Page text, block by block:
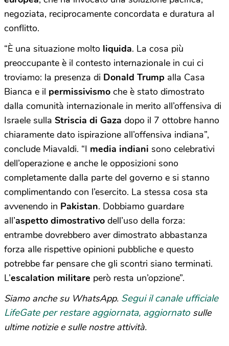
negoziata, reciprocamente concordata e duratura al
conflitto.
“È una situazione molto liquida. La cosa più
preoccupante è il contesto internazionale in cui ci
troviamo: la presenza di Donald Trump alla Casa
Bianca e il permissivismo che è stato dimostrato
dalla comunità internazionale in merito all’offensiva di
Israele sulla Striscia di Gaza dopo il 7 ottobre hanno
chiaramente dato ispirazione all’offensiva indiana”,
conclude Miavaldi. “I media indiani sono celebrativi
dell’operazione e anche le opposizioni sono
completamente dalla parte del governo e si stanno
complimentando con l’esercito. La stessa cosa sta
avvenendo in Pakistan. Dobbiamo guardare
all’aspetto dimostrativo dell’uso della forza:
entrambe dovrebbero aver dimostrato abbastanza
forza alle rispettive opinioni pubbliche e questo
potrebbe far pensare che gli scontri siano terminati.
L’escalation militare però resta un’opzione”.
Siamo anche su WhatsApp. Segui il canale ufficiale
LifeGate per restare aggiornata, aggiornato sulle
ultime notizie e sulle nostre attività.